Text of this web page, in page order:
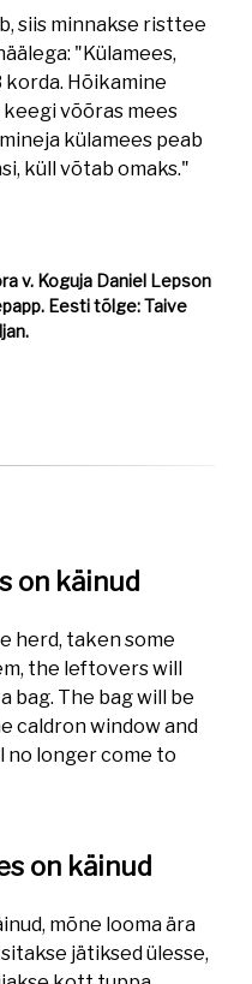
siis minnakse risttee
"Külamees,
korda. Hõikamine
keegi võõras mees
külamees peab
küll võtab omaks."
v. Koguja Daniel Lepson
Eesti tõlge: Taive
on käinud
herd, taken some
the leftovers will
bag. The bag will be
caldron window and
longer come to
on käinud
mõne looma ära
jätiksed ülesse,